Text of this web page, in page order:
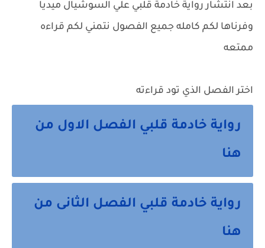
بعد انتشار رواية خادمة قلبي علي السوشيال ميديا
وفرناها لكم كامله جميع الفصول نتمني لكم قراءه
ممتعه
اختر الفصل الذي تود قراءته
رواية خادمة قلبي الفصل الاول من
هنا
رواية خادمة قلبي الفصل الثانى من
هنا